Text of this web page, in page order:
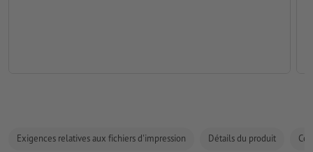
Exigences relatives aux fichiers d'impression Détails du produit